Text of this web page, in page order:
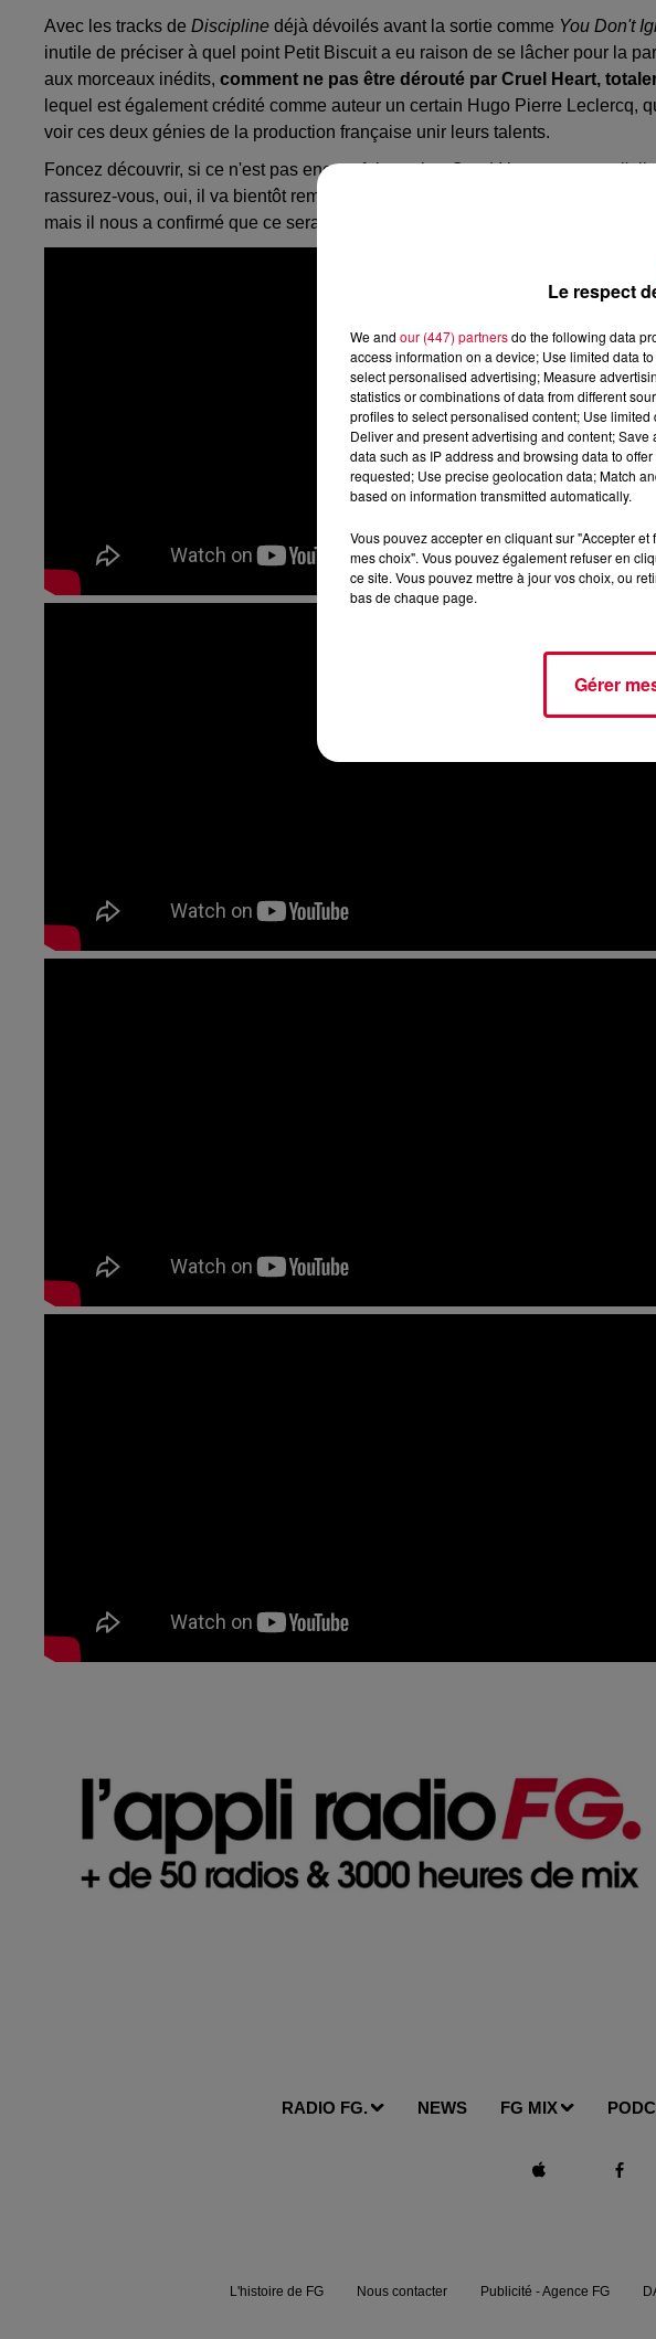
Avec les tracks de Discipline déjà dévoilés avant la sortie comme You Don't
inutile de préciser à quel point Petit Biscuit a eu raison de se lâcher pour la
aux morceaux inédits, comment ne pas être dérouté par Cruel Heart,
lequel est également crédité comme auteur un certain Hugo Pierre Leclercq,
voir ces deux génies de la production française unir leurs talents.
Foncez découvrir, si ce n'est pas encore fait, ce titreCruel Heartet surtout
rassurez-vous, oui, il va bientôt remonter sur scène, mais comme pour la
mais il nous a confirmé que ce sera pour 2025.
RADIO FG. NEWS FG MIX
L'histoire de FG Nous contacter Publicité - Agence FG
Le respect
We and our (447) partnersdo the following data
access information on a device; Use limited data
select personalised advertising; Measure
statistics or combinations of data from different
profiles to select personalised content; Use
Deliver and present advertising and content;
data such as IP address and browsing data to
requested; Use precise geolocation data; Match
based on information transmitted automatically.
Vous pouvez accepter en cliquant sur "Accepter
mes choix". Vous pouvez également refuser en
ce site. Vous pouvez mettre à jour vos choix, ou
bas de chaque page.
Gérer